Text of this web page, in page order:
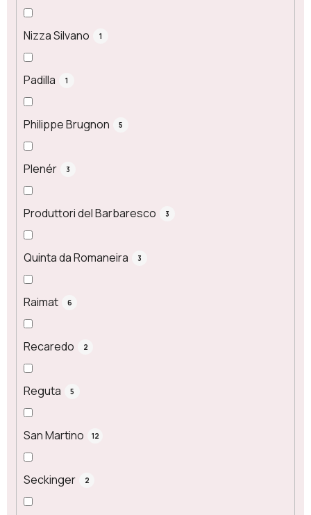
Nizza Silvano 1
Padilla 1
Philippe Brugnon 5
Plenér 3
Produttori del Barbaresco 3
Quinta da Romaneira 3
Raimat 6
Recaredo 2
Reguta 5
San Martino 12
Seckinger 2